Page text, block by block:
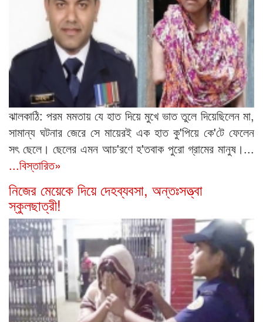
ঝালকাঠি: পরম মমতায় যে হাত দিয়ে মুখে ভাত তুলে দিয়েছিলেন মা,
সামান্য ঘটনার জেরে সে মায়েরই এক হাত কু'পিয়ে কে'টে ফেলেন
সৎ ছেলে। ছেলের এমন আচ'রণে হ'তবাক পুরো গ্রামের মানুষ।...
...বিস্তারিত»
নিজের মেয়েকে দিয়ে দেহব্যবসা, অন্তঃসত্ত্বা
স্কুলছাত্রী!